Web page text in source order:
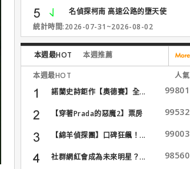
名偵探柯南 高速公路的墮天使
統計時間:2026-07-31~2026-08-02
本週最HOT 本週推薦
本週最HOT
人氣
諾蘭史詩鉅作【奧德賽】全...
99801
【穿著Prada的惡魔2】票房
99532
【綿羊偵探團】口碑狂飆！... 99003
社群網紅會成為未來明星？... 98560